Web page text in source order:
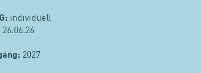
individuell
26.06.26
2027